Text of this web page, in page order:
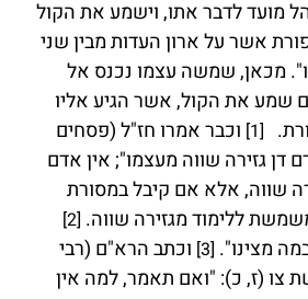
מועד לדבר אתו, וישמע את הקול
אשר על ארון העדות מבין שני
מכאן, שמשה עצמו נכנס אל
שמע את הקול, אשר הגיע אליו
[1]
וכבר אמרו חז"ל (פסחים
דן גזירה שווה מעצמו"; אין אדם
שווה, אלא אם קיבל במסורת
ללימוד מגזירה שווה. [2]
מצינו". [3]
וכתב הרא"ם (רבי
צו (ז, כ): "ואם תאמר, למה אין